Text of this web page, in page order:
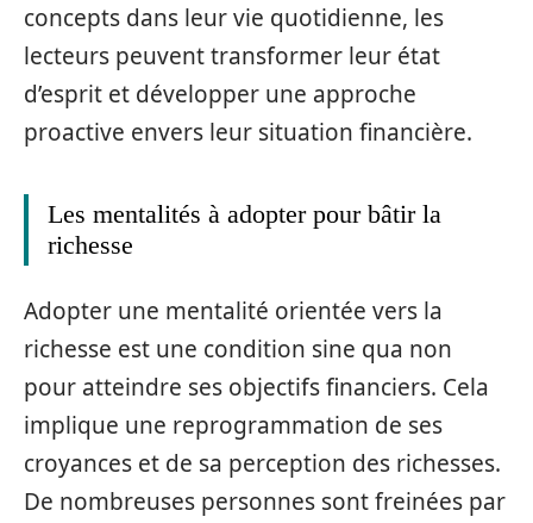
concepts dans leur vie quotidienne, les
lecteurs peuvent transformer leur état
d’esprit et développer une approche
proactive envers leur situation financière.
Les mentalités à adopter pour bâtir la
richesse
Adopter une mentalité orientée vers la
richesse est une condition sine qua non
pour atteindre ses objectifs financiers. Cela
implique une reprogrammation de ses
croyances et de sa perception des richesses.
De nombreuses personnes sont freinées par